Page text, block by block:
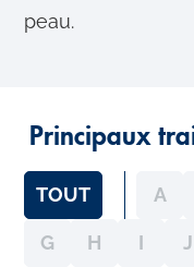
peau.
Principaux
TOUT A
G H I J